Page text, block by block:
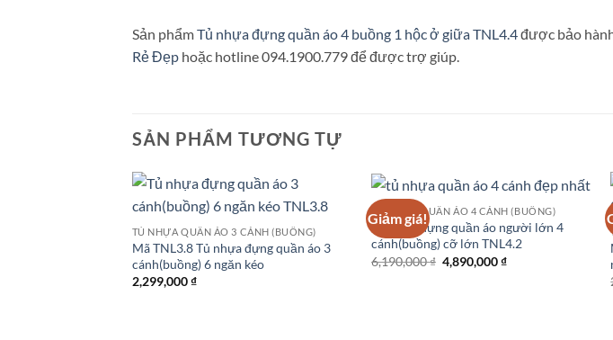
Sản phẩmTủ nhựa đựng quần áo 4 buồng 1 hộc ở giữa TNL4.4được bảo
Rẻ Đẹp hoặc hotline 094.1900.779 để được trợ giúp.
SẢN PHẨM TƯƠNG TỰ
TỦ NHỰA QUẦN ÁO 3 CÁNH (BUỒNG)
Mã TNL3.8 Tủ nhựa đựng quần áo 3
cánh(buồng) 6 ngăn kéo
2,299,000₫
Giảm giá!
TỦ NHỰA QUẦN ÁO 4 CÁNH (BUỒNG)
Tủ nhựa đựng quần áo người lớn 4
cánh(buồng) cỡ lớn TNL4.2
6,190,000₫ Giá
gốc
4,890,000₫Giá